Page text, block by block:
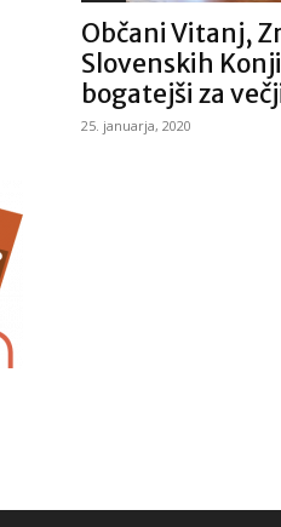
Občani Vitanj,
Slovenskih
bogatejši za
25. januarja, 2020